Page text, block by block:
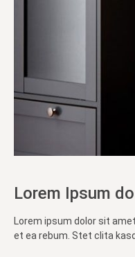
Lorem Ipsum
Lorem ipsum dolor sit
et ea rebum. Stet clita